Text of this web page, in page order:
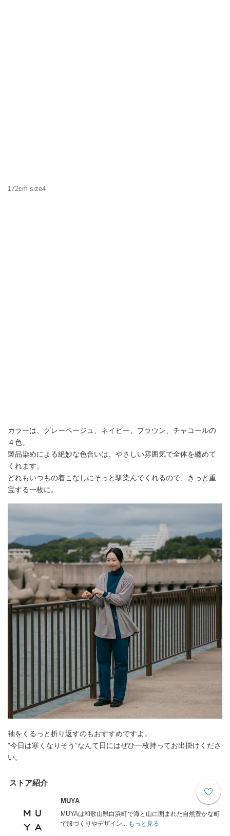
172cm size4
カラーは、グレーベージュ、ネイビー、ブラウン、チャコールの
４色。
製品染めによる絶妙な色合いは、やさしい雰囲気で全体を纏めて
くれます。
どれもいつもの着こなしにそっと馴染んでくれるので、きっと重
宝する一枚に。
袖をくるっと折り返すのもおすすめですよ。
”今日は寒くなりそう”なんて日にはぜひ一枚持ってお出掛けくださ
い。
ストア紹介
MUYA
MUYAは和歌山県白浜町で海と山に囲まれた自然豊かな町
で服づくりやデザイン...
もっと見る